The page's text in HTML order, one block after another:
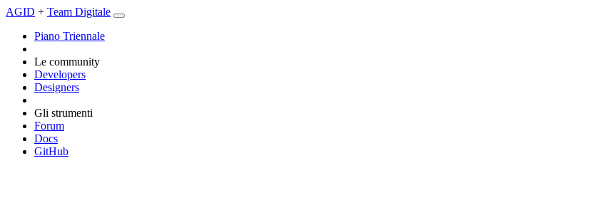
AGID + Team Digitale
Piano Triennale
Le community
Developers
Designers
Gli strumenti
Forum
Docs
GitHub